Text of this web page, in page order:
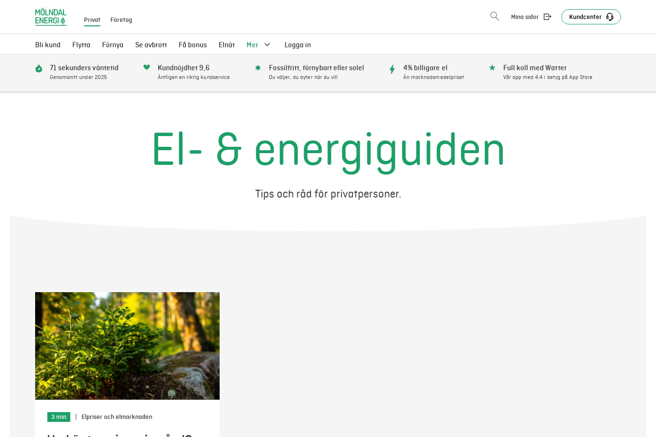
Privat Företag Mina sidor Kundcenter
Bli kund Flytta Förnya Se avbrott Få bonus Elnät Mer Logga in
71 sekunders väntetid
Genomsnitt under 2025
Kundnöjdhet 9,6
Äntligen en riktig kundservice
Fossilfritt, förnybart eller solel
Du väljer, du byter när du vill
4% billigare el
Än marknadsmedelpriset
Full koll med Watter
Vår app med 4.4 i betyg på App Store
El- & energiguiden
Tips och råd för privatpersoner.
3 min Elpriser och elmarknaden